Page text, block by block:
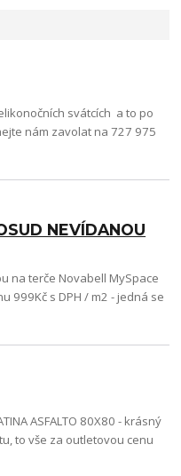
svátcích a to po
nám zavolat na 727 975
NEVÍDANOU
na terče Novabell MySpace
999Kč s DPH / m2 - jedná se
ASFALTO 80X80 - krásný
to vše za outletovou cenu